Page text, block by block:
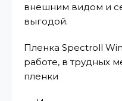
внешним видом и
выгодой.
Пленка Spectroll
работе, в трудных
пленки